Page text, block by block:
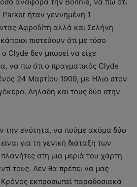
ήταν γεννημένη 1
Αφροδίτη αλλά και Σελήνη
πιστεύουν ότι με τόσο
Clyde δεν μπορεί να είχε
να πω ότι ο πραγματικός Clyde
24 Μαρτίου 1909, με Ήλιο στον
Δηλαδή και τους δύο στην
την ενότητα, να πούμε ακόμα δύο
για τη γενική διάταξη των
στη μια μεριά του χάρτη
τους. Δεν θα πρέπει να μας
Κρόνος εκπροσωπεί παραδοσιακά